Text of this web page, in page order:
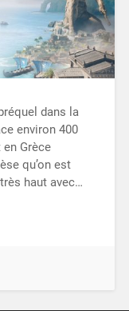
dans la
environ 400
Grèce
qu’on est
haut avec…